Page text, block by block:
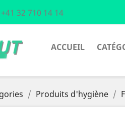
+41 32 710 14 14
ACCUEIL
Produits d'hygiène